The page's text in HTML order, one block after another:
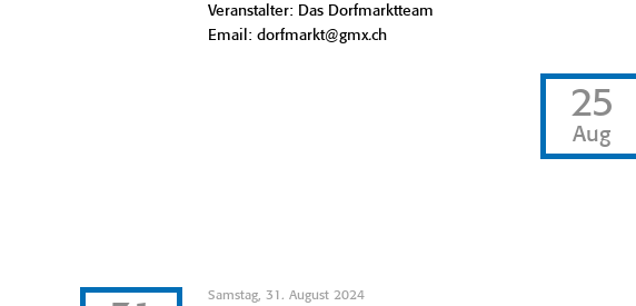
Veranstalter: Das Dorfmarktteam
Email: dorfmarkt@gmx.ch
25
Aug
Samstag, 31. August 2024